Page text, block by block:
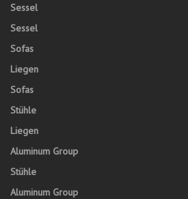
Sessel
Sessel
Sofas
Liegen
Sofas
Stühle
Liegen
Aluminum Group
Stühle
Aluminum Group